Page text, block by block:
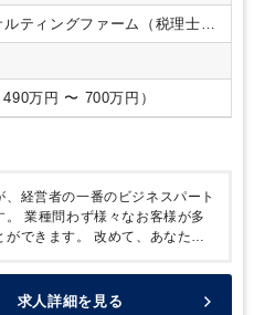
ティングファーム（税理士法
月給 35万円 〜 50万円 （年収 490万円 〜 700万円）
経営者の一番のビジネスパート
業種問わず様々なお客様が多
できます。
改めて、あなた自
リー業務、クラウド会計導入支
可能です。
求人詳細を見る